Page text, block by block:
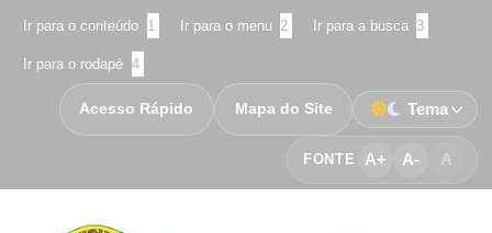
Ir para o conteúdo 1 Ir para o menu 2 Ir para a busca 3
Ir para o rodapé 4
FONTE A+ A- A
Acesso Rápido Mapa do Site Tema